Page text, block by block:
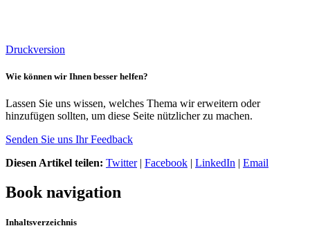
Druckversion
Wie können wir Ihnen besser helfen?
Lassen Sie uns wissen, welches Thema wir erweitern oder
hinzufügen sollten, um diese Seite nützlicher zu machen.
Senden Sie uns Ihr Feedback
Diesen Artikel teilen: Twitter| Facebook | LinkedIn | Email
Book navigation
Inhaltsverzeichnis